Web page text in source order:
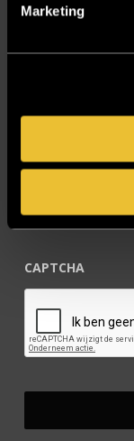
Marketing
CAPTCHA